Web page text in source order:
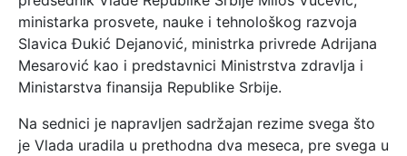
ministarka prosvete, nauke i tehnološkog razvoja
Slavica Đukić Dejanović, ministrka privrede Adrijana
Mesarović kao i predstavnici Ministrstva zdravlja i
Ministarstva finansija Republike Srbije.
Na sednici je napravljen sadržajan rezime svega što
je Vlada uradila u prethodna dva meseca, pre svega u